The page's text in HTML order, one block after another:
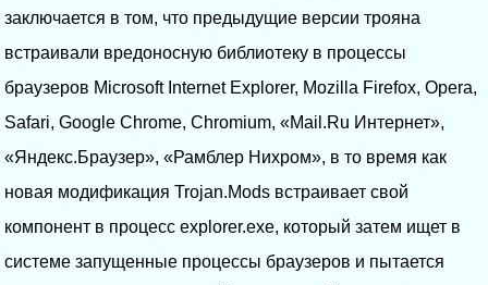
заключается в том, что предыдущие версии трояна
встраивали вредоносную библиотеку в процессы
браузеров Microsoft Internet Explorer, Mozilla Firefox, Opera,
Safari, Google Chrome, Chromium, «Mail.Ru Интернет»,
«Яндекс.Браузер», «Рамблер Нихром», в то время как
новая модификация Trojan.Mods встраивает свой
компонент в процесс explorer.exe, который затем ищет в
системе запущенные процессы браузеров и пытается